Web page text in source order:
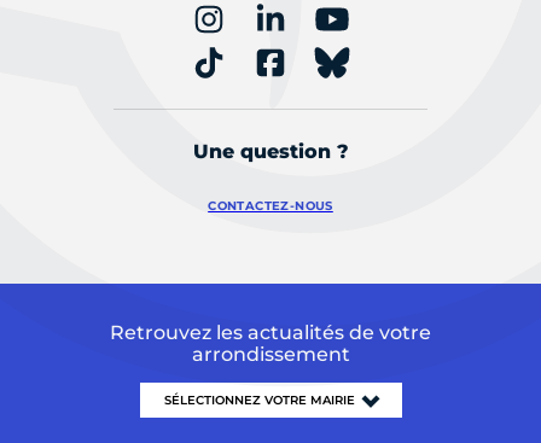
Une question ?
CONTACTEZ-NOUS
Retrouvez les actualités de votre
arrondissement